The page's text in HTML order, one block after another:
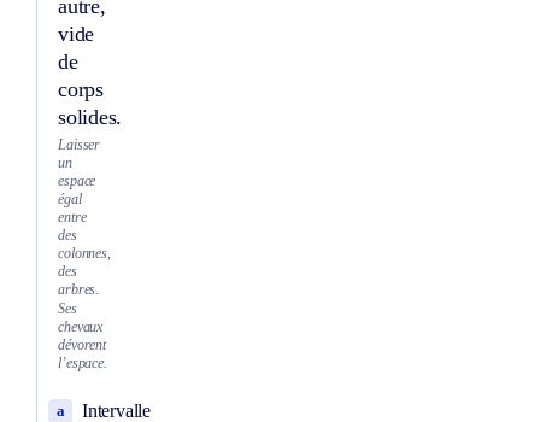
autre,
vide
de
corps
solides.
Laisser
un
espace
égal
entre
des
colonnes,
des
arbres.
Ses
chevaux
dévorent
l’espace.
Intervalle
a